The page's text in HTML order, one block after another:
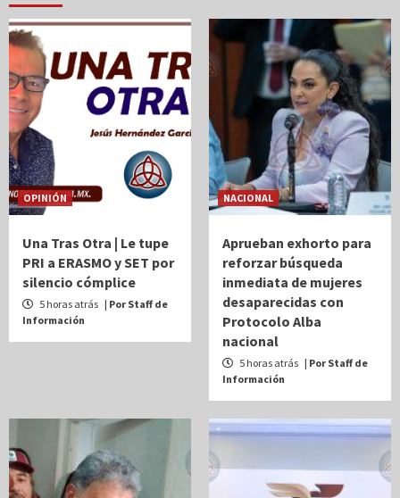
OPINIÓN
Una Tras Otra | Le tupe
PRI a ERASMO y SET por
silencio cómplice
5 horas atrás | Por Staff de
Información
NACIONAL
Aprueban exhorto para
reforzar búsqueda
inmediata de mujeres
desaparecidas con
Protocolo Alba
nacional
5 horas atrás | Por Staff de
Información